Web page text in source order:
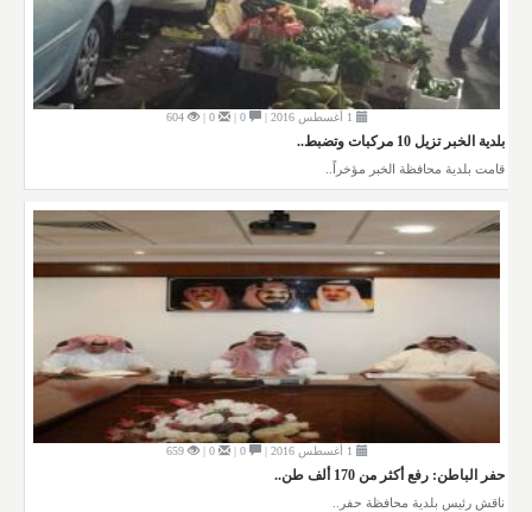
0 |
0 |
604
بلدية الخبر تزيل 10 مركبات وتضبط..
قامت بلدية محافظة الخبر مؤخراً..
0 |
0 |
659
حفر الباطن: رفع أكثر من 170 ألف طن..
ناقش رئيس بلدية محافظة حفر..